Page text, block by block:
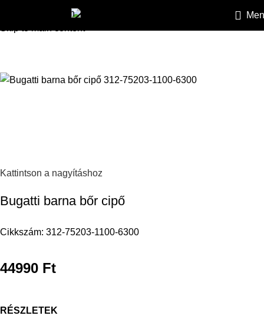
Skip to navigation
Bugatti barna bőr cipő
Kattintson a nagyításhoz
Bugatti barna bőr cipő
Cikkszám: 312-75203-1100-6300
44990 Ft
RÉSZLETEK